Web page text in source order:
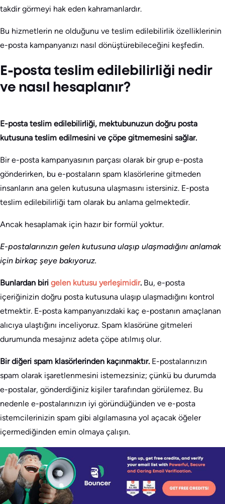
takdir görmeyi hak eden kahramanlardır.
Bu hizmetlerin ne olduğunu ve teslim edilebilirlik özelliklerinin
e-posta kampanyanızı nasıl dönüştürebileceğini keşfedin.
E-posta teslim edilebilirliği nedir
ve nasıl hesaplanır?
E-posta teslim edilebilirliği, mektubunuzun doğru posta
kutusuna teslim edilmesini ve çöpe gitmemesini sağlar.
Bir e-posta kampanyasının parçası olarak bir grup e-posta
gönderirken, bu e-postaların spam klasörlerine gitmeden
insanların ana gelen kutusuna ulaşmasını istersiniz. E-posta
teslim edilebilirliği tam olarak bu anlama gelmektedir.
Ancak hesaplamak için hazır bir formül yoktur.
E-postalarınızın gelen kutusuna ulaşıp ulaşmadığını anlamak
için birkaç şeye bakıyoruz.
Bunlardan biri gelen kutusu yerleşimidir. Bu, e-posta
içeriğinizin doğru posta kutusuna ulaşıp ulaşmadığını kontrol
etmektir. E-posta kampanyanızdaki kaç e-postanın amaçlanan
alıcıya ulaştığını inceliyoruz. Spam klasörüne gitmeleri
durumunda mesajınız adeta çöpe atılmış olur.
Bir diğeri spam klasörlerinden kaçınmaktır. E-postalarınızın
spam olarak işaretlenmesini istemezsiniz; çünkü bu durumda
e-postalar, gönderdiğiniz kişiler tarafından görülemez. Bu
nedenle e-postalarınızın iyi göründüğünden ve e-posta
istemcilerinizin spam gibi algılamasına yol açacak öğeler
içermediğinden emin olmaya çalışın.